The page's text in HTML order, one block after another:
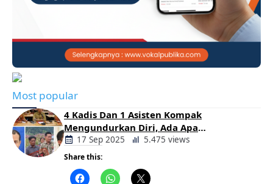
Most popular
4 Kadis Dan 1 Asisten Kompak
Mengundurkan Diri, Ada Apa
Pemerintahan Oloan
17 Sep 2025 5.475 views
Share this: